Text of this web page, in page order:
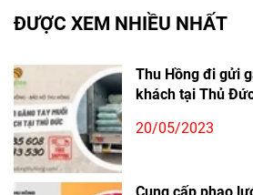
ĐƯỢC XEM NHIỀU NHẤT
Thu Hồng đi gửi
khách tại Thủ
20/05/2023